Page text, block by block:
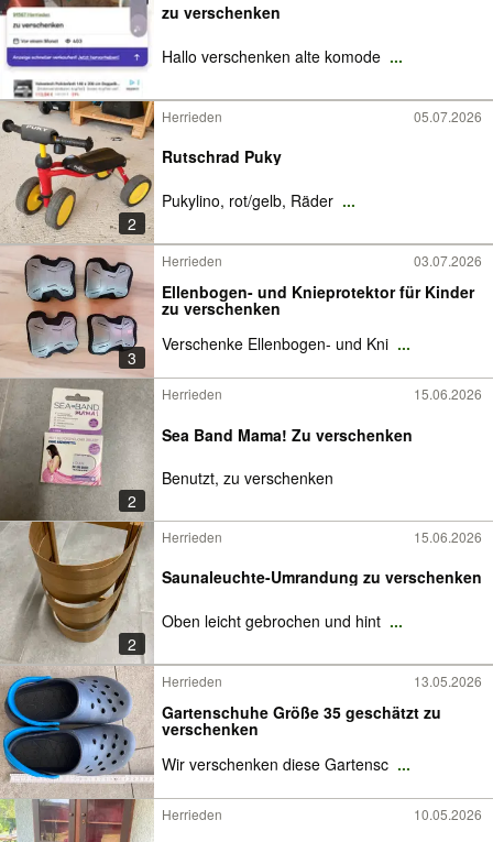
zu verschenken
Hallo verschenken alte komode ...
2
Herrieden 05.07.2026
Rutschrad Puky
Pukylino, rot/gelb, Räder ...
3
Herrieden 03.07.2026
Ellenbogen- und Knieprotektor für Kinder
zu verschenken
Verschenke Ellenbogen- und Kni ...
2
Herrieden 15.06.2026
Sea Band Mama! Zu verschenken
Benutzt, zu verschenken
2
Herrieden 15.06.2026
Saunaleuchte-Umrandung zu verschenken
Oben leicht gebrochen und hint ...
Herrieden 13.05.2026
Gartenschuhe Größe 35 geschätzt zu
verschenken
Wir verschenken diese Gartensc ...
Herrieden 10.05.2026